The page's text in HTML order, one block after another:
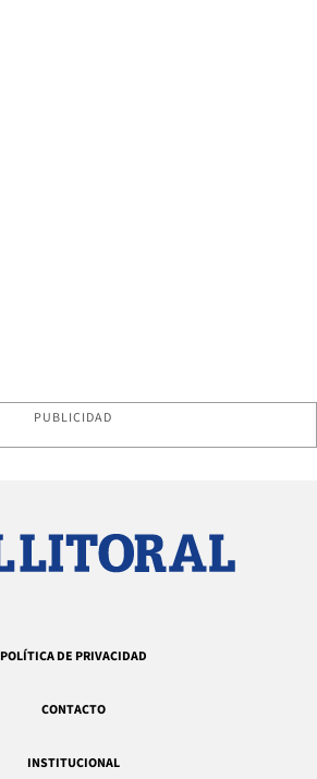
PUBLICIDAD
POLÍTICA DE PRIVACIDAD
CONTACTO
INSTITUCIONAL